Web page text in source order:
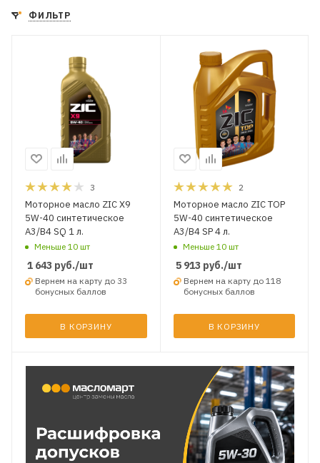
ФИЛЬТР
3
Моторное масло ZIC X9
5W-40 синтетическое
A3/B4 SQ 1 л.
Меньше 10 шт
1 643 руб./шт
Вернем на карту до 33
бонусных баллов
В КОРЗИНУ
2
Моторное масло ZIC TOP
5W-40 синтетическое
A3/B4 SP 4 л.
Меньше 10 шт
5 913 руб./шт
Вернем на карту до 118
бонусных баллов
В КОРЗИНУ